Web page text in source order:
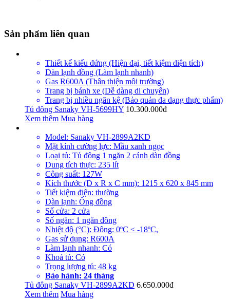
Sản phẩm liên quan
Thiết kế kiểu đứng (Hiện đại, tiết kiệm diện tích)
Dàn lạnh đồng (Làm lạnh nhanh)
Gas R600A (Thân thiện môi trường)
Trang bị bánh xe (Dễ dàng di chuyển)
Trang bị nhiều ngăn kệ (Bảo quản đa dạng thực phẩm)
Tủ đông Sanaky VH-5699HY 10.300.000đ
Xem thêm Mua hàng
Model: Sanaky VH-2899A2KD
Mặt kính cường lực: Mầu xanh ngọc
Loại tủ: Tủ đông 1 ngăn 2 cánh dàn đồng
Dung tích thực: 235 lít
Công suất: 127W
Kích thước (D x R x C mm): 1215 x 620 x 845 mm
Tiết kiệm điện: thường
Dàn lạnh: Ống đồng
Số cửa: 2 cửa
Số ngăn: 1 ngăn đông
Nhiệt độ (°C): Đông: 0ºC < -18ºC,
Gas sử dụng: R600A
Làm lạnh nhanh: Có
Khoá tủ: Có
Trọng lượng tủ: 48 kg
Bảo hành: 24 tháng
Tủ đông Sanaky VH-2899A2KD 6.650.000đ
Xem thêm Mua hàng